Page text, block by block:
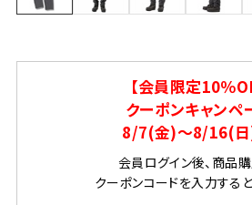
【会員限定10％
クーポンキャンペ
8/7(金)～8/16(日
会員ログイン後、商品
クーポンコードを入力する